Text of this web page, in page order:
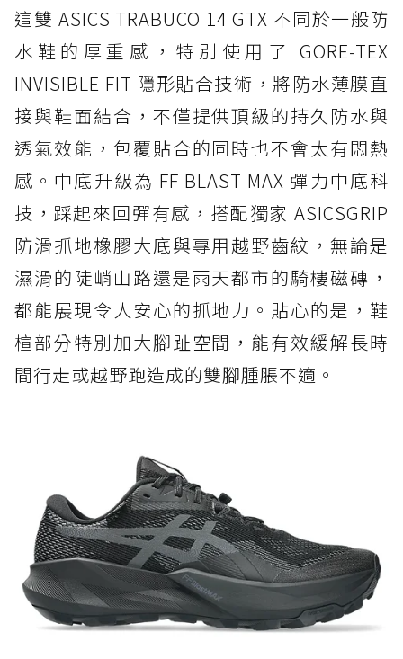
這雙 ASICS TRABUCO 14 GTX 不同於一般防
水鞋的厚重感，特別使用了 GORE-TEX
INVISIBLE FIT 隱形貼合技術，將防水薄膜直
接與鞋面結合，不僅提供頂級的持久防水與
透氣效能，包覆貼合的同時也不會太有悶熱
感。中底升級為 FF BLAST MAX 彈力中底科
技，踩起來回彈有感，搭配獨家 ASICSGRIP
防滑抓地橡膠大底與專用越野齒紋，無論是
濕滑的陡峭山路還是雨天都市的騎樓磁磚，
都能展現令人安心的抓地力。貼心的是，鞋
楦部分特別加大腳趾空間，能有效緩解長時
間行走或越野跑造成的雙腳腫脹不適。